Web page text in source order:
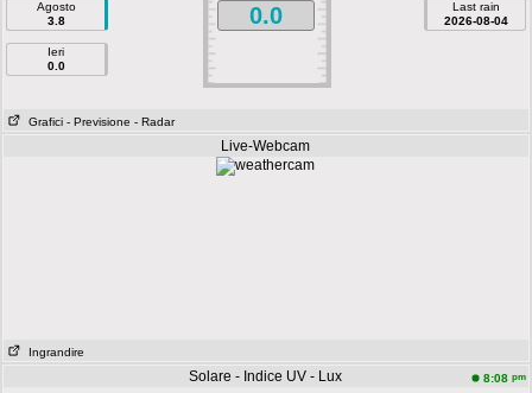
Agosto
3.8
Ieri
0.0
0.0
Last rain
2026-08-04
Grafici - Previsione - Radar
Live-Webcam
Ingrandire
Solare - Indice UV - Lux 8:08 pm